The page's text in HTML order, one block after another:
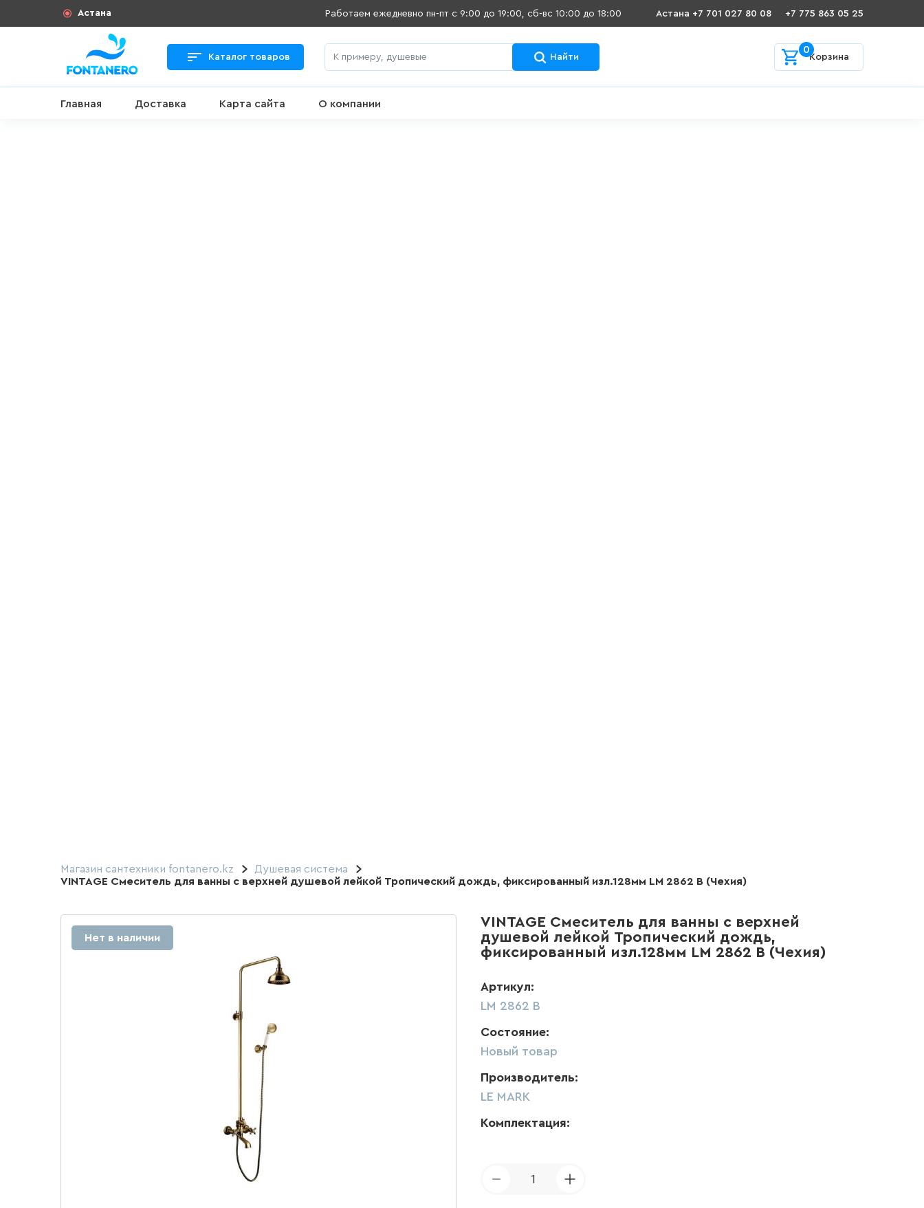
Астана Работаем ежедневно пн-пт с 9:00 до 19:00, сб-вс 10:00 до 18:00 Астана +7 701 027 80 08 +7 775 863 05 25
Каталог товаров Найти Корзина
0
Главная Доставка Карта сайта О компании
Магазин сантехники fontanero.kz
Душевая система
VINTAGE Смеситель для ванны с верхней душевой лейкой Тропический дождь, фиксированный изл.128мм LM 2862 B (Чехия)
Нет в наличии
VINTAGE Смеситель для ванны с верхней
душевой лейкой Тропический дождь,
фиксированный изл.128мм LM 2862 B (Чехия)
Артикул:
LM 2862 B
Состояние:
Новый товар
Производитель:
LE MARK
Комплектация:
1